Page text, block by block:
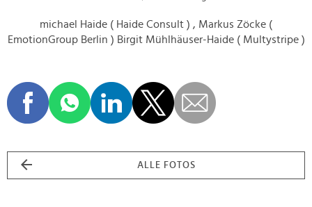
michael Haide ( Haide Consult ) , Markus Zöcke (
EmotionGroup Berlin ) Birgit Mühlhäuser-Haide ( Multystripe )
ALLE FOTOS